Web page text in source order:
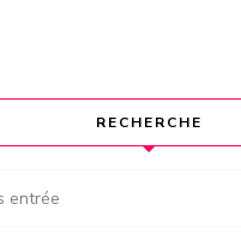
RECHERCHE